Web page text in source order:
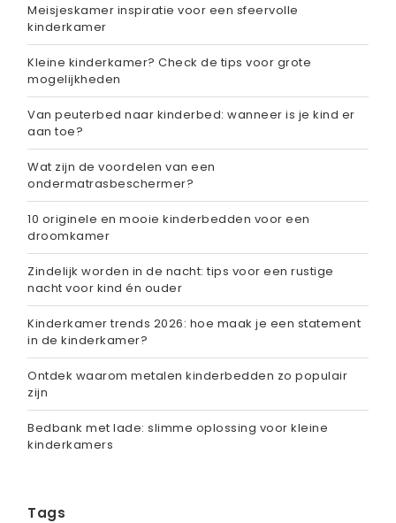
Meisjeskamer inspiratie voor een sfeervolle
kinderkamer
Kleine kinderkamer? Check de tips voor grote
mogelijkheden
Van peuterbed naar kinderbed: wanneer is je kind er
aan toe?
Wat zijn de voordelen van een
ondermatrasbeschermer?
10 originele en mooie kinderbedden voor een
droomkamer
Zindelijk worden in de nacht: tips voor een rustige
nacht voor kind én ouder
Kinderkamer trends 2026: hoe maak je een statement
in de kinderkamer?
Ontdek waarom metalen kinderbedden zo populair
zijn
Bedbank met lade: slimme oplossing voor kleine
kinderkamers
Tags